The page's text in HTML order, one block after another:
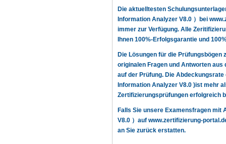
Die aktuelltesten
Information Analyzer V8.0 ）bei
immer zur Verfügung. Alle
Ihnen 100%-Erfolgsgarantie und
Die Lösungen für die Prüfungsbögen
originalen Fragen und Antworten
auf der Prüfung. Die
Information Analyzer V8.0 )ist mehr
Zertifizierungsprüfungen erfolgreich
Falls Sie unsere Examensfragen mit
V8.0 ）auf www.zertifizierung-
an Sie zurück erstatten.